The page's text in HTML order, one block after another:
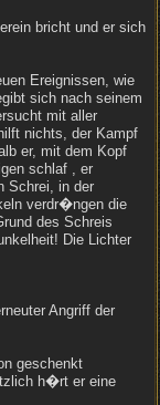
bricht und er sich
Ereignissen, wie
sich nach seinem
mit aller
nichts, der Kampf
er, mit dem Kopf
schlaf , er
Schrei, in der
verdr�ngen die
des Schreis
Die Lichter
Angriff der
geschenkt
h�rt er eine